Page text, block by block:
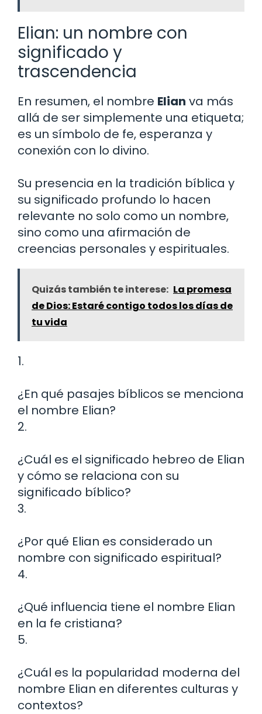
Elian: un nombre con
significado y
trascendencia
En resumen, el nombre Elian va más
allá de ser simplemente una etiqueta;
es un símbolo de fe, esperanza y
conexión con lo divino.
Su presencia en la tradición bíblica y
su significado profundo lo hacen
relevante no solo como un nombre,
sino como una afirmación de
creencias personales y espirituales.
Quizás también te interese: La promesa
de Dios: Estaré contigo todos los días de
tu vida
1.
¿En qué pasajes bíblicos se menciona
el nombre Elian?
2.
¿Cuál es el significado hebreo de Elian
y cómo se relaciona con su
significado bíblico?
3.
¿Por qué Elian es considerado un
nombre con significado espiritual?
4.
¿Qué influencia tiene el nombre Elian
en la fe cristiana?
5.
¿Cuál es la popularidad moderna del
nombre Elian en diferentes culturas y
contextos?